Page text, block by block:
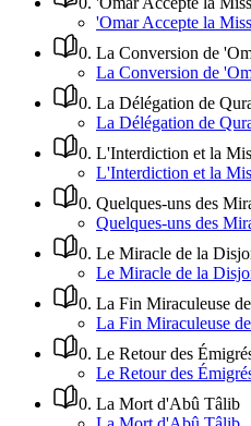
'Omar Accepte la
0. La Conversion de
La Conversion de
0. La Délégation de
La Délégation de
0. L'Interdiction et la
L'Interdiction et la
0. Quelques-uns des
Quelques-uns des
0. Le Miracle de la
Le Miracle de la
0. La Fin Miraculeuse
La Fin Miraculeuse
0. Le Retour des
Le Retour des
0. La Mort d'Abû Tâlib